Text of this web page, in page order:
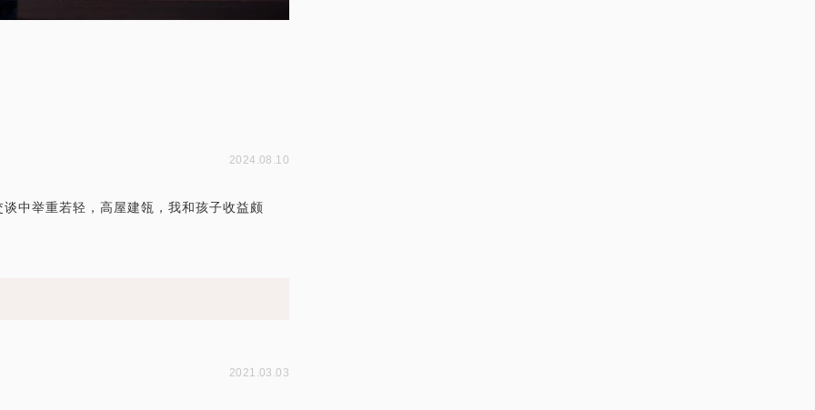
2024.08.10
中举重若轻，高屋建瓴，我和孩子收益颇
2021.03.03